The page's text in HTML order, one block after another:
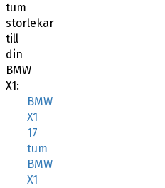
tum
storlekar
till
din
BMW
X1:
BMW
X1
17
tum
BMW
X1